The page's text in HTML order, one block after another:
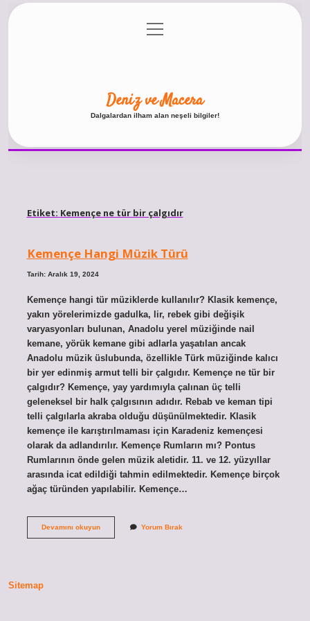
Gizlilik Politikası
menüyü
aç
Deniz ve Macera
Dalgalardan ilham alan neşeli bilgiler!
Etiket: Kemençe ne tür bir çalgıdır
Kemençe Hangi Müzik Türü
Tarih: Aralık 19, 2024
Kemençe hangi tür müziklerde kullanılır? Klasik kemençe,
yakın yörelerimizde gadulka, lir, rebek gibi değişik
varyasyonları bulunan, Anadolu yerel müziğinde nail
kemane, yörük kemane gibi adlarla yaşatılan ancak
Anadolu müzik üslubunda, özellikle Türk müziğinde kalıcı
bir yer edinmiş armut telli bir çalgıdır. Kemençe ne tür bir
çalgıdır? Kemençe, yay yardımıyla çalınan üç telli
geleneksel bir halk çalgısının adıdır. Rebab ve keman tipi
telli çalgılarla akraba olduğu düşünülmektedir. Klasik
kemençe ile karıştırılmaması için Karadeniz kemençesi
olarak da adlandırılır. Kemençe Rumların mı? Pontus
Rumlarının önde gelen müzik aletidir. 11. ve 12. yüzyıllar
arasında icat edildiği tahmin edilmektedir. Kemençe birçok
ağaç türünden yapılabilir. Kemençe…
Devamını okuyunKemençe
Yorum Bırak
Sitemap